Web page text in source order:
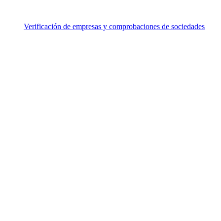
Verificación de empresas y comprobaciones de sociedades